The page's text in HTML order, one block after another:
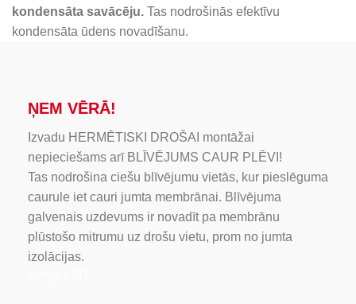
kondensāta savācēju. Tas nodrošinās efektīvu
kondensāta ūdens novadīšanu.
ŅEM VĒRĀ!
Izvadu HERMĒTISKI DROŠAI montāžai
nepieciešams arī BLĪVĒJUMS CAUR PLĒVI!
Tas nodrošina ciešu blīvējumu vietās, kur pieslēguma
caurule iet cauri jumta membrānai. Blīvējuma
galvenais uzdevums ir novadīt pa membrānu
plūstošo mitrumu uz drošu vietu, prom no jumta
izolācijas.